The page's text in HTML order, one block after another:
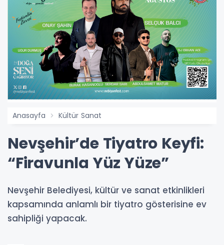
Anasayfa Kültür Sanat
Nevşehir’de Tiyatro Keyfi:
“Firavunla Yüz Yüze”
Nevşehir Belediyesi, kültür ve sanat etkinlikleri
kapsamında anlamlı bir tiyatro gösterisine ev
sahipliği yapacak.